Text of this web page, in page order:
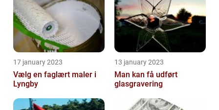
17 january 2023
Vælg en faglært maler i
Lyngby
13 january 2023
Man kan få udført
glasgravering